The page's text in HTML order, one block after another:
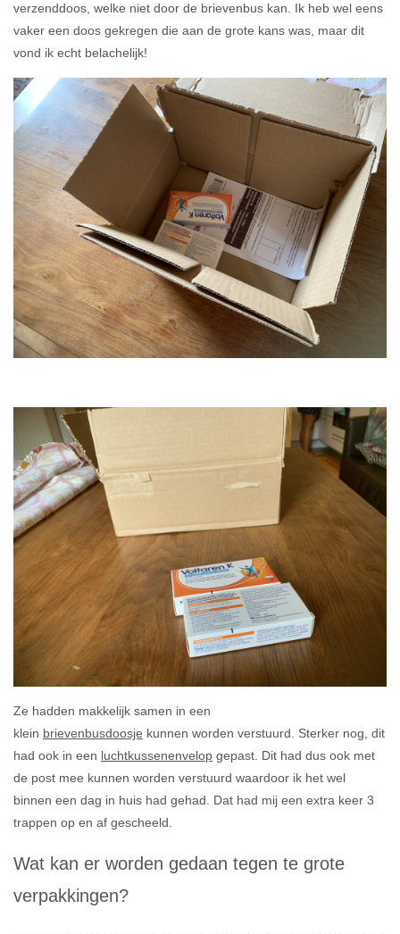
verzenddoos, welke niet door de brievenbus kan. Ik heb wel eens
vaker een doos gekregen die aan de grote kans was, maar dit
vond ik echt belachelijk!
Ze hadden makkelijk samen in een
klein brievenbusdoosje kunnen worden verstuurd. Sterker nog, dit
had ook in een luchtkussenenvelop gepast. Dit had dus ook met
de post mee kunnen worden verstuurd waardoor ik het wel
binnen een dag in huis had gehad. Dat had mij een extra keer 3
trappen op en af gescheeld.
Wat kan er worden gedaan tegen te grote
verpakkingen?